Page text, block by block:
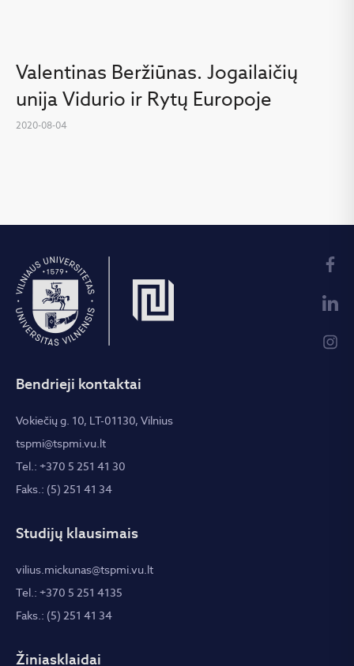
Valentinas Beržiūnas. Jogailaičių
unija Vidurio ir Rytų Europoje
2020-08-04
Bendrieji kontaktai
Vokiečių g. 10, LT-01130, Vilnius
tspmi@tspmi.vu.lt
Tel.: +370 5 251 41 30
Faks.: (5) 251 41 34
Studijų klausimais
vilius.mickunas@tspmi.vu.lt
Tel.: +370 5 251 4135
Faks.: (5) 251 41 34
Žiniasklaidai